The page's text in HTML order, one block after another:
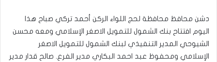
دشن محافظ محافظة لحج اللواء الركن أحمد تركي صباح هذا
اليوم افتتاح بنك الشمول للتمويل الاصغر الإسلامي ومعه محسن
الشيوحي المدير التنفيذي لبنك الشمول للتمويل الاصغر
الإسلامي ومحفوظ عبد احمد البكاري مدير الفرع. صالح قدار مدير